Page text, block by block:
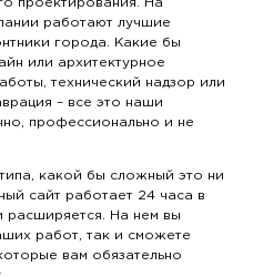
проектирования. На
работают лучшие
города. Какие бы
или архитектурное
технический надзор или
– все это наши
профессионально и не
какой бы сложный это ни
сайт работает 24 часа в
расширяется. На нем вы
работ, так и сможете
вам обязательно